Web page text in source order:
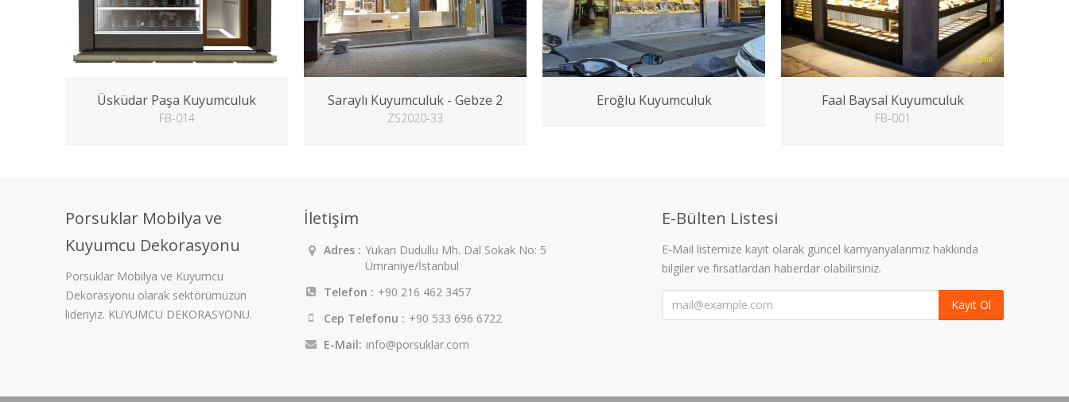
Üsküdar Paşa Kuyumculuk
FB-014
Saraylı Kuyumculuk - Gebze 2
ZS2020-33
Eroğlu Kuyumculuk Faal Baysal Kuyumculuk
FB-001
Porsuklar Mobilya ve
Kuyumcu Dekorasyonu
Porsuklar Mobilya ve Kuyumcu
Dekorasyonu olarak sektörümüzün
lideriyiz. KUYUMCU DEKORASYONU.
İletişim
Adres : Yukarı Dudullu Mh. Dal Sokak No: 5
Ümraniye/İstanbul
Telefon : +90 216 462 3457
Cep Telefonu : +90 533 696 6722
E-Mail: info@porsuklar.com
E-Bülten Listesi
E-Mail listemize kayıt olarak güncel kamyanyalarımız hakkında
bilgiler ve fırsatlardan haberdar olabilirsiniz.
Kayıt Ol